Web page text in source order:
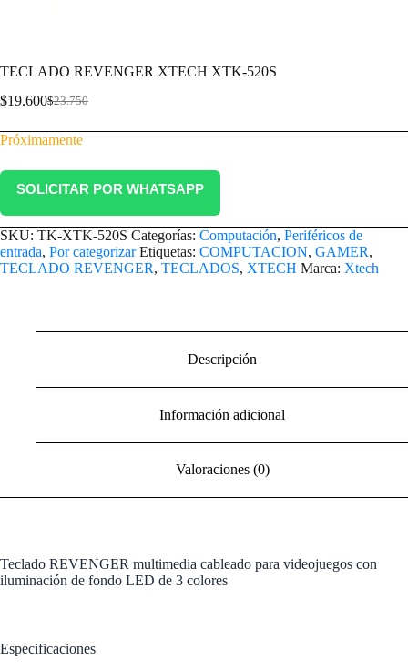
TECLADO REVENGER XTECH XTK-520S
$23.750
$19.600
Próximamente
SOLICITAR POR WHATSAPP
SKU: TK-XTK-520S Categorías: Computación, Periféricos de
entrada, Por categorizar Etiquetas: COMPUTACION, GAMER,
TECLADO REVENGER, TECLADOS, XTECH Marca: Xtech
Descripción
Información adicional
Valoraciones (0)
Teclado REVENGER multimedia cableado para videojuegos con
iluminación de fondo LED de 3 colores
Especificaciones